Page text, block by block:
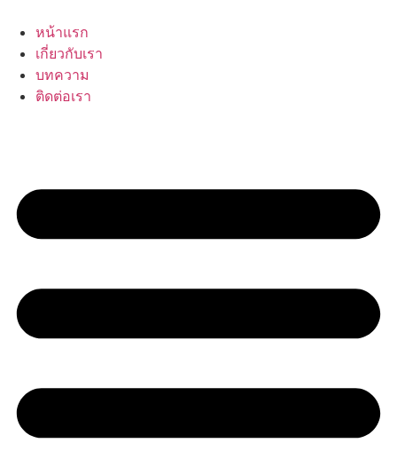
content
หน้าแรก
เกี่ยวกับเรา
บทความ
ติดต่อเรา